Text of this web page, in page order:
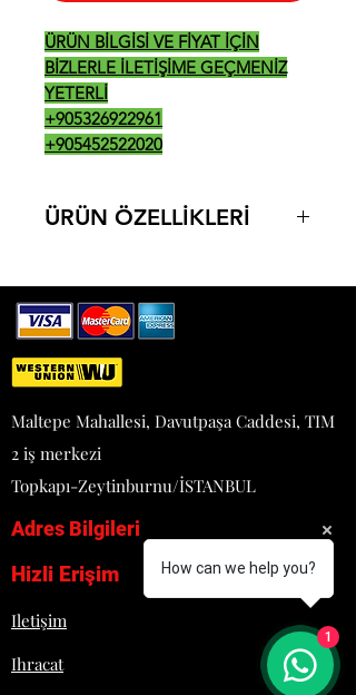
ÜRÜN BİLGİSİ VE FİYAT İÇİN
BİZLERLE İLETİŞİME GEÇMENİZ
YETERLİ
+905326922961
+905452522020
ÜRÜN ÖZELLİKLERİ
290*530*330
15 KG
370 W
Maltepe Mahallesi, Davutpaşa Caddesi, TIM
2 iş merkezi
Topkapı-Zeytinburnu/İSTANBUL
Adres Bilgileri
Hizli Erişim
Iletişim
Ihracat
How can we help you?
1